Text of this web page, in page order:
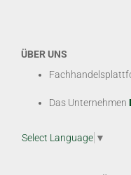
ÜBER UNS
Das Unternehmen
Select Language ▼